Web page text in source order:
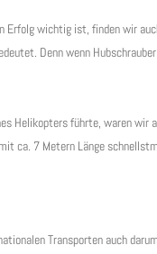
wichtig ist, finden wir
Denn wenn
Helikopters führte, waren wir
ca. 7 Metern Länge
Transporten auch